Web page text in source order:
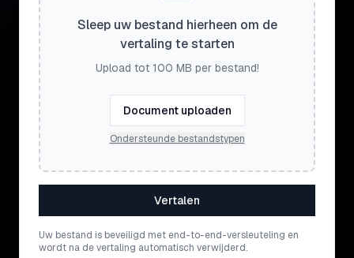
Sleep uw bestand hierheen om de
vertaling te starten
Upload tot 100 MB per bestand!
Document uploaden
Ondersteunde bestandstypen
Vertalen
Uw bestand is beveiligd met end-to-end-versleuteling en
wordt na de vertaling automatisch verwijderd.